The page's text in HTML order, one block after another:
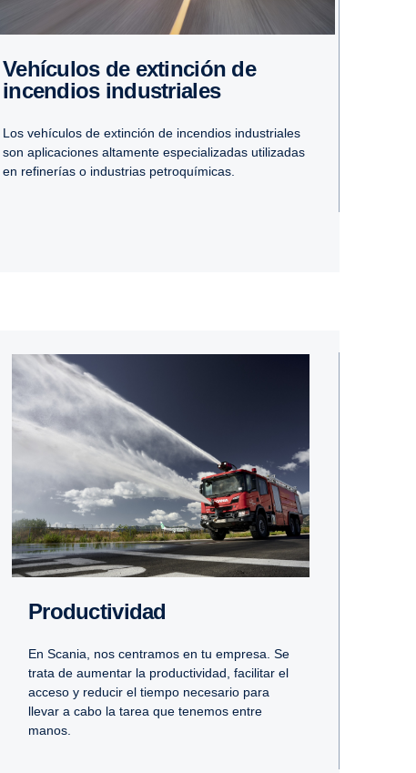
Vehículos de extin­ción de
incen­dios indus­triales
Los vehículos de extinción de incendios industriales
son aplicaciones altamente especializadas utilizadas
en refinerías o industrias petroquímicas.
Produc­ti­vidad
En Scania, nos centramos en tu empresa. Se
trata de aumentar la productividad, facilitar el
acceso y reducir el tiempo necesario para
llevar a cabo la tarea que tenemos entre
manos.